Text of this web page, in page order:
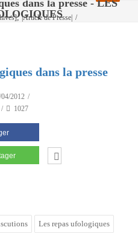
dans la presse - LES
,|Article de Presse| /
dans la presse
2012
1027
Les repas ufologiques